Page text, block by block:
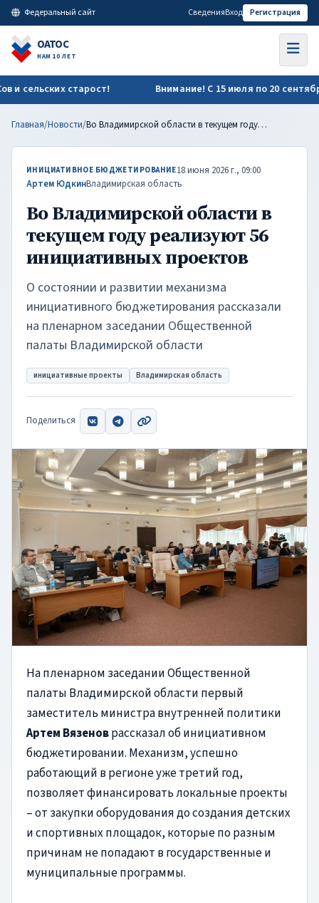
Во Владимирской области в текущем году реализуют 56
Федеральный сайт СведенияВход Регистрация
ОАТОС
НАМ 10 ЛЕТ
старост! Внимание! С 15 июля по 20 сентября
Главная/Новости/ Во Владимирской области в текущем году реализуют 56 инициативных проектов
ИНИЦИАТИВНОЕ БЮДЖЕТИРОВАНИЕ18 июня 2026 г., 09:00
Артем ЮдкинВладимирская область
Во Владимирской области в
текущем году реализуют 56
инициативных проектов
О состоянии и развитии механизма
инициативного бюджетирования рассказали
на пленарном заседании Общественной
палаты Владимирской области
инициативные проекты Владимирская область
Поделиться ВКонтакте
TelegramСкопировать ссылку
На пленарном заседании Общественной
палаты Владимирской области первый
заместитель министра внутренней политики
Артем Вязеноврассказал об инициативном
бюджетировании. Механизм, успешно
работающий в регионе уже третий год,
позволяет финансировать локальные проекты
– от закупки оборудования до создания детских
и спортивных площадок, которые по разным
причинам не попадают в государственные и
муниципальные программы.